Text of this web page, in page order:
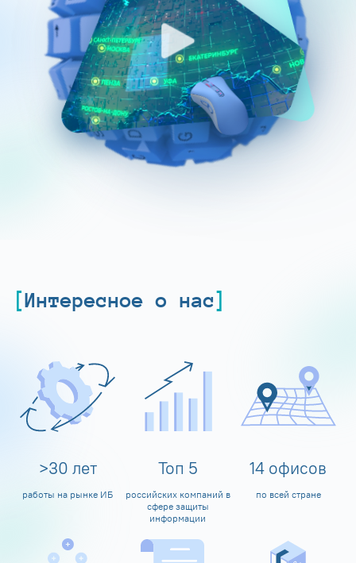
Интересное о нас
>30 лет
работы на рынке ИБ
Топ 5
российских компаний в
сфере защиты
информации
14 офисов
по всей стране